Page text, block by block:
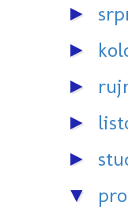
►
►
►
►
►
▼